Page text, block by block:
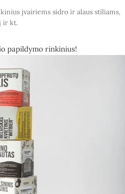
įvairiems sidro ir alaus stiliams,
ir kt.
papildymo rinkinius!